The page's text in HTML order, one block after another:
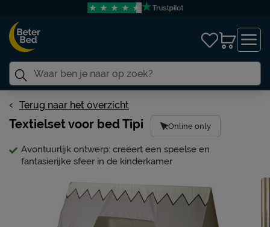
Terug naar het overzicht
Textielset voor bed Tipi Online only
Avontuurlijk ontwerp: creëert een speelse en
fantasierijke sfeer in de kinderkamer